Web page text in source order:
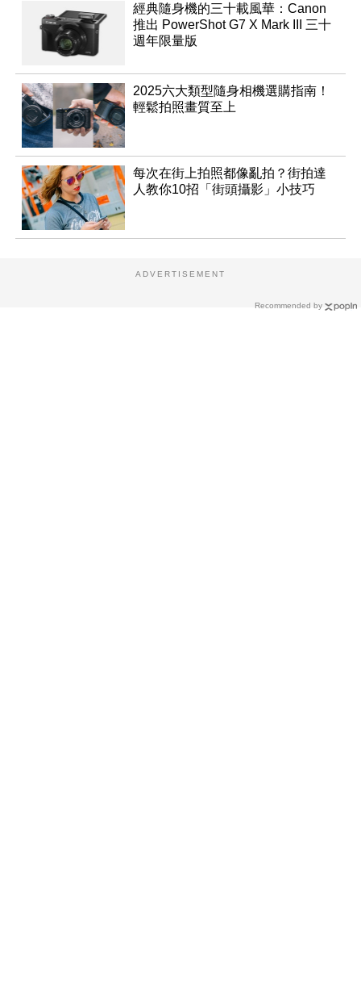
經典隨身機的三十載風華：Canon
推出 PowerShot G7 X Mark III 三十
週年限量版
2025六大類型隨身相機選購指南！
輕鬆拍照畫質至上
每次在街上拍照都像亂拍？街拍達
人教你10招「街頭攝影」小技巧
Recommended by
ADVERTISEMENT